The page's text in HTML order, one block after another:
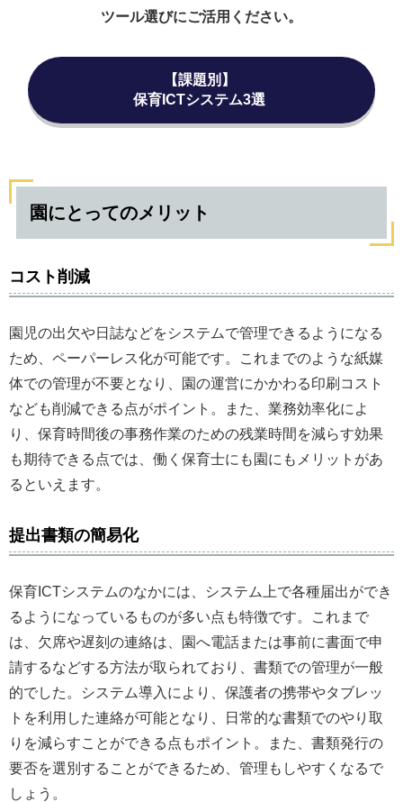
ツール選びにご活用ください。
【課題別】
保育ICTシステム3選
園にとってのメリット
コスト削減
園児の出欠や日誌などをシステムで管理できるようになる
ため、ペーパーレス化が可能です。これまでのような紙媒
体での管理が不要となり、園の運営にかかわる印刷コスト
なども削減できる点がポイント。また、業務効率化によ
り、保育時間後の事務作業のための残業時間を減らす効果
も期待できる点では、働く保育士にも園にもメリットがあ
るといえます。
提出書類の簡易化
保育ICTシステムのなかには、システム上で各種届出ができ
るようになっているものが多い点も特徴です。これまで
は、欠席や遅刻の連絡は、園へ電話または事前に書面で申
請するなどする方法が取られており、書類での管理が一般
的でした。システム導入により、保護者の携帯やタブレッ
トを利用した連絡が可能となり、日常的な書類でのやり取
りを減らすことができる点もポイント。また、書類発行の
要否を選別することができるため、管理もしやすくなるで
しょう。